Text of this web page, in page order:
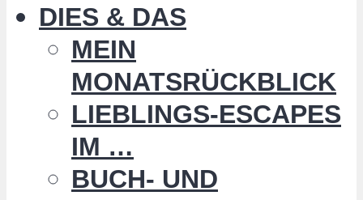
DIES & DAS
MEIN
MONATSRÜCKBLICK
LIEBLINGS-ESCAPES
IM …
BUCH- UND